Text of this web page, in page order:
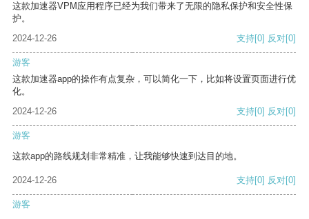
这款加速器VPM应用程序已经为我们带来了无限的隐私保护和安全性保
护。
2024-12-26
支持[0] 反对[0]
游客
这款加速器app的操作有点复杂，可以简化一下，比如将设置页面进行优
化。
2024-12-26
支持[0] 反对[0]
游客
这款app的路线规划非常精准，让我能够快速到达目的地。
2024-12-26 支持[0] 反对[0]
游客